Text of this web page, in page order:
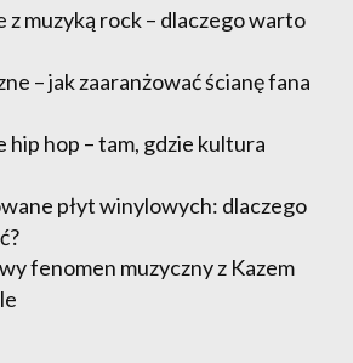
z muzyką rock – dlaczego warto
– jak zaaranżować ścianę fana
hip hop – tam, gdzie kultura
płyt winylowych: dlaczego
fenomen muzyczny z Kazem